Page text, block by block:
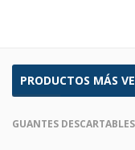
PRODUCTOS MÁS
GUANTES